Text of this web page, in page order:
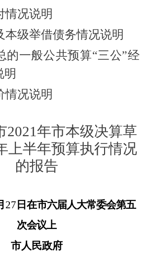
情况说明
本级举借债务情况说明
的一般公共预算“三公”经
明
情况说明
2021年市本级决算草
上半年预算执行情况
的报告
27 日 在市六届人大常委会第五
次会议上
市人民政府